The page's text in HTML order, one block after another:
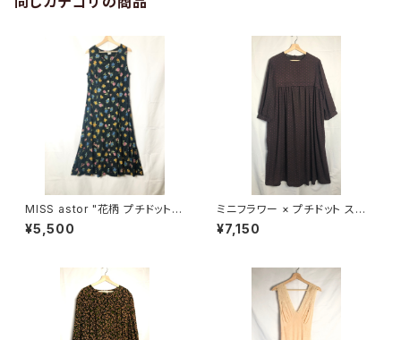
MISS astor "花柄 プチドット ノ
ースリーブ ワンピース"
¥5,500
ミニフラワー × プチドット スモッ
ク ワンピース
¥7,150